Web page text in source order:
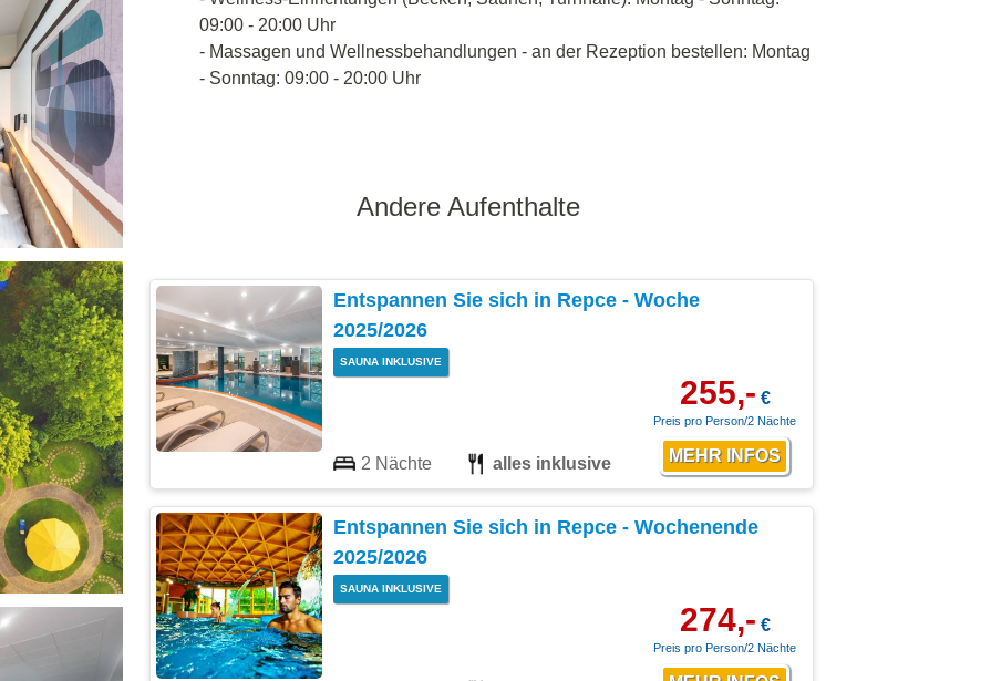
09:00 - 20:00 Uhr
- Massagen und Wellnessbehandlungen - an der Rezeption bestellen: Montag
- Sonntag: 09:00 - 20:00 Uhr
Andere Aufenthalte
Entspannen Sie sich in Repce - Woche
2025/2026
SAUNA INKLUSIVE
2 Nächte alles inklusive
255,- €
Preis pro Person/2 Nächte
Entspannen Sie sich in Repce - Wochenende
2025/2026
SAUNA INKLUSIVE
274,- €
Preis pro Person/2 Nächte